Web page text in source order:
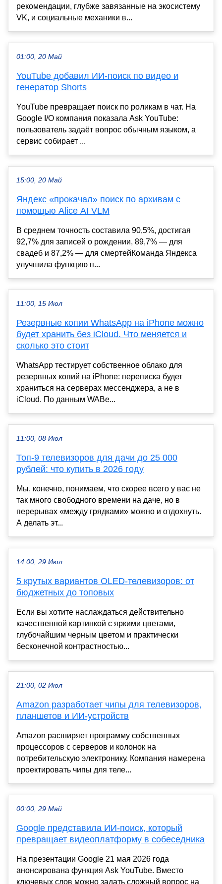
рекомендации, глубже завязанные на экосистему
VK, и социальные механики в...
01:00, 20 Май
YouTube добавил ИИ-поиск по видео и
генератор Shorts
YouTube превращает поиск по роликам в чат. На
Google I/O компания показала Ask YouTube:
пользователь задаёт вопрос обычным языком, а
сервис собирает ...
15:00, 20 Май
Яндекс «прокачал» поиск по архивам с
помощью Alice AI VLM
В среднем точность составила 90,5%, достигая
92,7% для записей о рождении, 89,7% — для
свадеб и 87,2% — для смертейКоманда Яндекса
улучшила функцию п...
11:00, 15 Июл
Резервные копии WhatsApp на iPhone можно
будет хранить без iCloud. Что меняется и
сколько это стоит
WhatsApp тестирует собственное облако для
резервных копий на iPhone: переписка будет
храниться на серверах мессенджера, а не в
iCloud. По данным WABe...
11:00, 08 Июл
Топ-9 телевизоров для дачи до 25 000
рублей: что купить в 2026 году
Мы, конечно, понимаем, что скорее всего у вас не
так много свободного времени на даче, но в
перерывах «между грядками» можно и отдохнуть.
А делать эт...
14:00, 29 Июл
5 крутых вариантов OLED-телевизоров: от
бюджетных до топовых
Если вы хотите наслаждаться действительно
качественной картинкой с яркими цветами,
глубочайшим черным цветом и практически
бесконечной контрастностью...
21:00, 02 Июл
Amazon разработает чипы для телевизоров,
планшетов и ИИ-устройств
Amazon расширяет программу собственных
процессоров с серверов и колонок на
потребительскую электронику. Компания намерена
проектировать чипы для теле...
00:00, 29 Май
Google представила ИИ-поиск, который
превращает видеоплатформу в собеседника
На презентации Google 21 мая 2026 года
анонсирована функция Ask YouTube. Вместо
ключевых слов можно задать сложный вопрос на